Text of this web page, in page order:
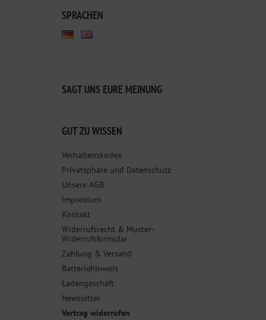
SPRACHEN
SAGT UNS EURE MEINUNG
GUT ZU WISSEN
Verhaltenskodex
Privatsphäre und Datenschutz
Unsere AGB
Impressum
Kontakt
Widerrufsrecht & Muster-
Widerrufsformular
Zahlung & Versand
Batteriehinweis
Ladengeschäft
Newsletter
Vertrag widerrufen